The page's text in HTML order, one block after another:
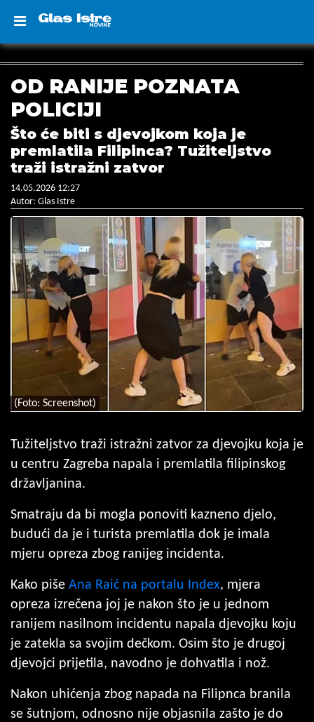
OD RANIJE POZNATA
POLICIJI
Što će biti s djevojkom koja je
premlatila Filipinca? Tužiteljstvo
traži istražni zatvor
14.05.2026 12:27
Autor: Glas Istre
(Foto: Screenshot)
Tužiteljstvo traži istražni zatvor za djevojku koja je
u centru Zagreba napala i premlatila filipinskog
državljanina.
Smatraju da bi mogla ponoviti kazneno djelo,
budući da je i turista premlatila dok je imala
mjeru opreza zbog ranijeg incidenta.
Kako piše Ana Raić na portalu Index, mjera
opreza izrečena joj je nakon što je u jednom
ranijem nasilnom incidentu napala djevojku koju
je zatekla sa svojim dečkom. Osim što je drugoj
djevojci prijetila, navodno je dohvatila i nož.
Nakon uhićenja zbog napada na Filipnca branila
se šutnjom, odnosno nije objasnila zašto je do